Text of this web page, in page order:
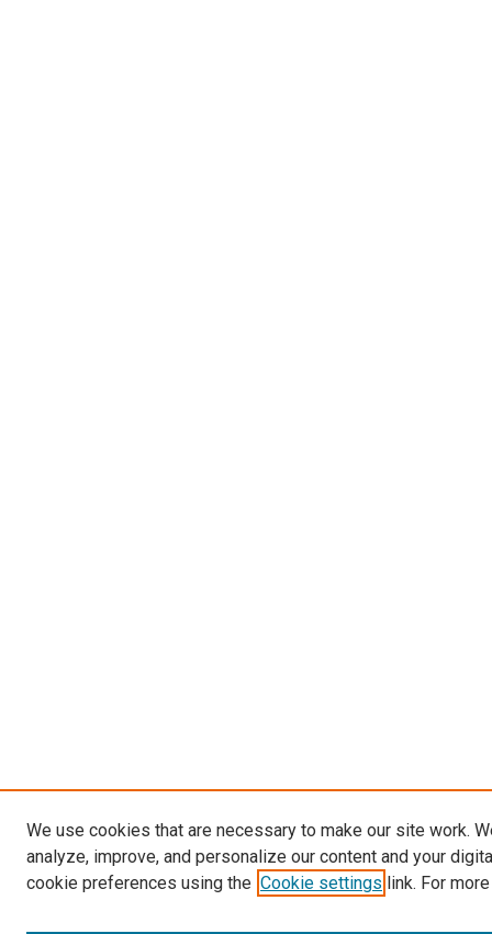
We use cookies that are necessary to make our site work.
analyze, improve, and personalize our content and your
cookie preferences using the Cookie settings link. For